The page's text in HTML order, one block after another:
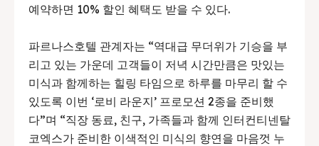
예약하면 10% 할인 혜택도 받을 수 있다.
파르나스호텔 관계자는 “역대급 무더위가 기승을 부
리고 있는 가운데 고객들이 저녁 시간만큼은 맛있는
미식과 함께하는 힐링 타임으로 하루를 마무리 할 수
있도록 이번 ‘로비 라운지’ 프로모션 2종을 준비했
다”며 “직장 동료, 친구, 가족들과 함께 인터컨티넨탈
코엑스가 준비한 이색적인 미식의 향연을 마음껏 누